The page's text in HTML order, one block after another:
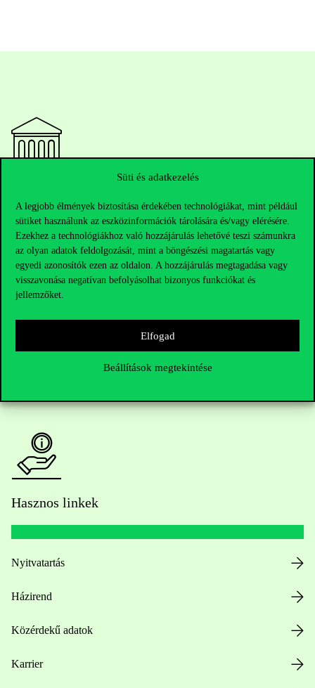
Süti és adatkezelés
A legjobb élmények biztosítása érdekében technológiákat, mint például
sütiket használunk az eszközinformációk tárolására és/vagy elérésére.
Ezekhez a technológiákhoz való hozzájárulás lehetővé teszi számunkra
az olyan adatok feldolgozását, mint a böngészési magatartás vagy
egyedi azonosítók ezen az oldalon. A hozzájárulás megtagadása vagy
visszavonása negatívan befolyásolhat bizonyos funkciókat és
jellemzőket.
Elfogad
Beállítások megtekintése
Telefonszám:+36 1 482 5000
Kérdésed van a felvételivel kapcsolatban?
Oktatói elérhetőségek
HUB jelenlegi hallgatóinknak
Hasznos linkek
Nyitvatartás
Házirend
Közérdekű adatok
Karrier